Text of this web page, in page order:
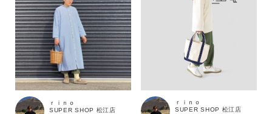
商品タイプ
通常商品
セール価格 WEB限定
在庫
在庫あり 在庫なし含む
ｒｉｎｏ
SUPER SHOP 松江店
ｒｉｎｏ
SUPER SHOP 松江店